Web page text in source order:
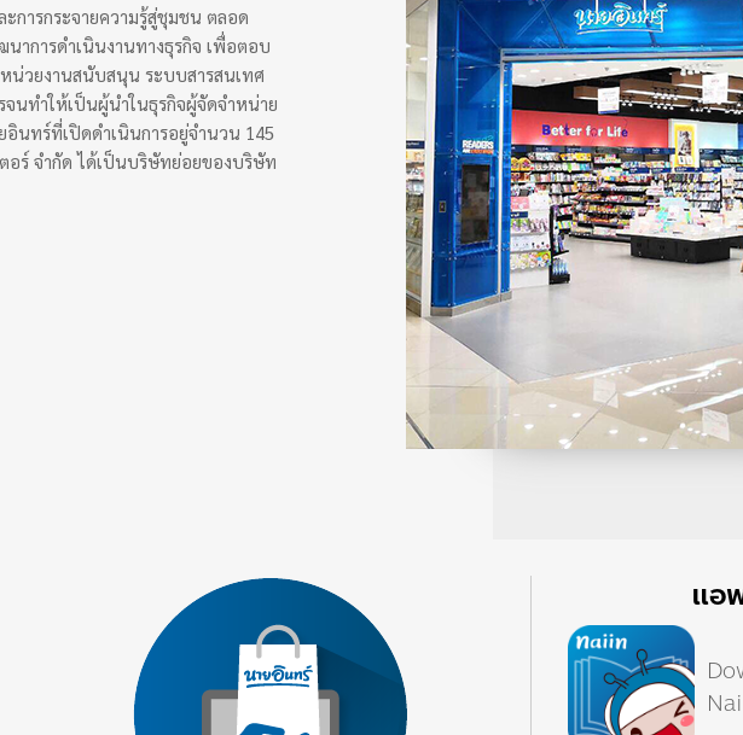
การกระจายความรู้สู่ชุมชน ตลอด
าการดำเนินงานทางธุรกิจ เพื่อตอบ
น่วยงานสนับสนุน ระบบสารสนเทศ
นทำให้เป็นผู้นำในธุรกิจผู้จัดจำหน่าย
นทร์ที่เปิดดำเนินการอยู่จำนวน 145
อร์ จำกัด ได้เป็นบริษัทย่อยของบริษัท
แอ